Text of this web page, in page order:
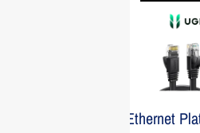
Câble Ethernet